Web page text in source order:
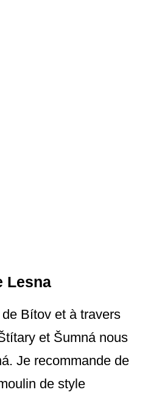
Lesna
Bítov et à travers
et Šumná nous
Je recommande de
de style